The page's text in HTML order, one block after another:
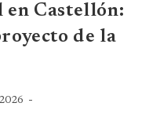
en Castellón:
de la